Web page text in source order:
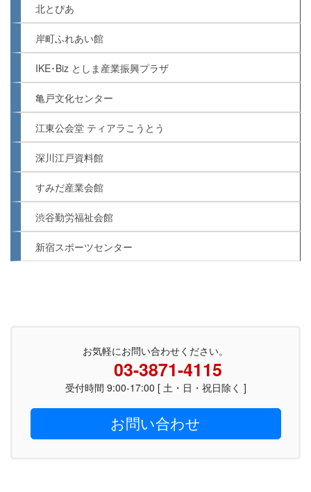
北とぴあ
岸町ふれあい館
IKE･Biz としま産業振興プラザ
亀戸文化センター
江東公会堂 ティアラこうとう
深川江戸資料館
すみだ産業会館
渋谷勤労福祉会館
新宿スポーツセンター
お気軽にお問い合わせください。
03-3871-4115
受付時間 9:00-17:00 [ 土・日・祝日除く ]
お問い合わせ